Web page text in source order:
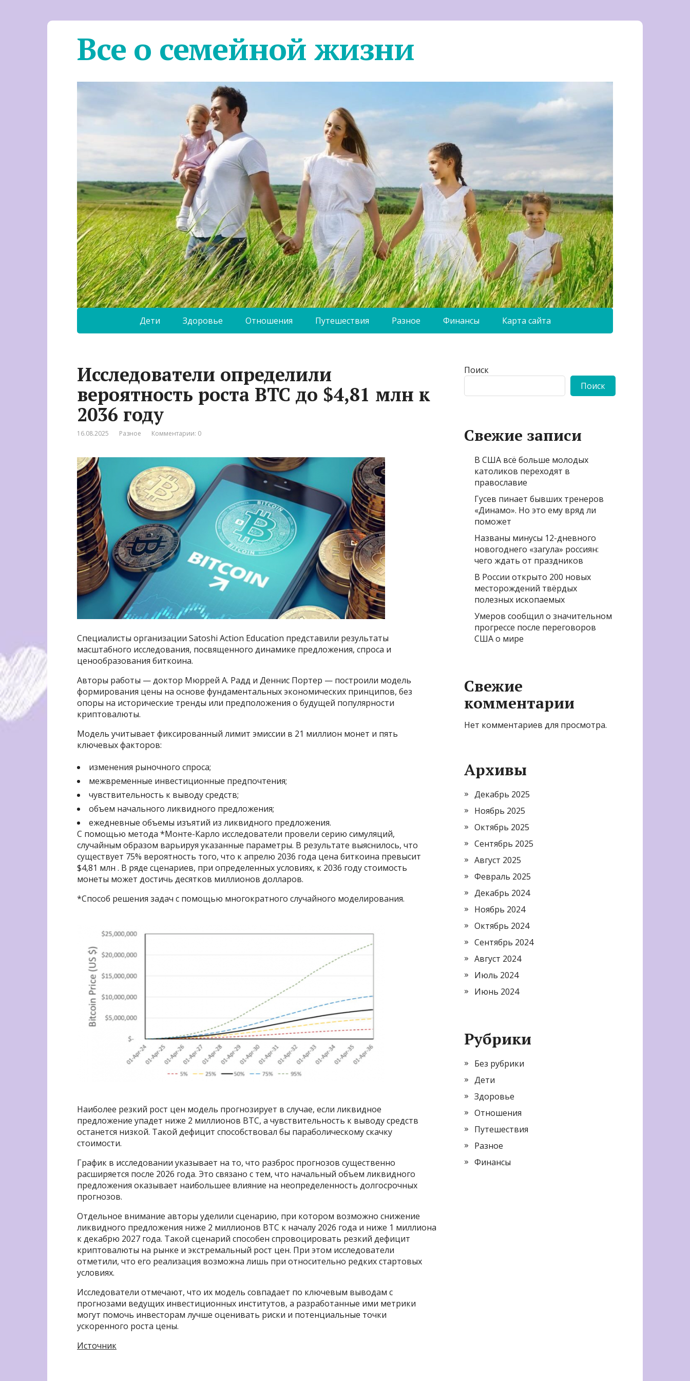
Все о семейной жизни
Дети Здоровье Отношения Путешествия Разное Финансы Карта сайта
Исследователи определили
вероятность роста BTC до $4,81 млн к
2036 году
16.08.2025 Разное Комментарии: 0
Специалисты организации Satoshi Action Education представили результаты
масштабного исследования, посвященного динамике предложения, спроса и
ценообразования биткоина.
Авторы работы — доктор Мюррей А. Радд и Деннис Портер — построили модель
формирования цены на основе фундаментальных экономических принципов, без
опоры на исторические тренды или предположения о будущей популярности
криптовалюты.
Модель учитывает фиксированный лимит эмиссии в 21 миллион монет и пять
ключевых факторов:
изменения рыночного спроса;
межвременные инвестиционные предпочтения;
чувствительность к выводу средств;
объем начального ликвидного предложения;
ежедневные объемы изъятий из ликвидного предложения.
С помощью метода *Монте-Карло исследователи провели серию симуляций,
случайным образом варьируя указанные параметры. В результате выяснилось, что
существует 75% вероятность того, что к апрелю 2036 года цена биткоина превысит
$4,81 млн . В ряде сценариев, при определенных условиях, к 2036 году стоимость
монеты может достичь десятков миллионов долларов.
*Способ решения задач с помощью многократного случайного моделирования.
Наиболее резкий рост цен модель прогнозирует в случае, если ликвидное
предложение упадет ниже 2 миллионов BTC, а чувствительность к выводу средств
останется низкой. Такой дефицит способствовал бы параболическому скачку
стоимости.
График в исследовании указывает на то, что разброс прогнозов существенно
расширяется после 2026 года. Это связано с тем, что начальный объем ликвидного
предложения оказывает наибольшее влияние на неопределенность долгосрочных
прогнозов.
Отдельное внимание авторы уделили сценарию, при котором возможно снижение
ликвидного предложения ниже 2 миллионов BTC к началу 2026 года и ниже 1 миллиона
к декабрю 2027 года. Такой сценарий способен спровоцировать резкий дефицит
криптовалюты на рынке и экстремальный рост цен. При этом исследователи
отметили, что его реализация возможна лишь при относительно редких стартовых
условиях.
Исследователи отмечают, что их модель совпадает по ключевым выводам с
прогнозами ведущих инвестиционных институтов, а разработанные ими метрики
могут помочь инвесторам лучше оценивать риски и потенциальные точки
ускоренного роста цены.
Источник
Поиск
Поиск
Свежие записи
В США всё больше молодых
католиков переходят в
православие
Гусев пинает бывших тренеров
«Динамо». Но это ему вряд ли
поможет
Названы минусы 12-дневного
новогоднего «загула» россиян:
чего ждать от праздников
В России открыто 200 новых
месторождений твёрдых
полезных ископаемых
Умеров сообщил о значительном
прогрессе после переговоров
США о мире
Свежие
комментарии
Нет комментариев для просмотра.
Архивы
Декабрь 2025
Ноябрь 2025
Октябрь 2025
Сентябрь 2025
Август 2025
Февраль 2025
Декабрь 2024
Ноябрь 2024
Октябрь 2024
Сентябрь 2024
Август 2024
Июль 2024
Июнь 2024
Рубрики
Без рубрики
Дети
Здоровье
Отношения
Путешествия
Разное
Финансы